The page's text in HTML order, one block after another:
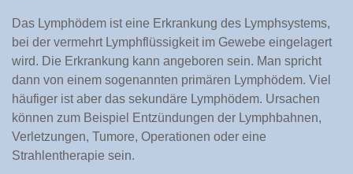
Das Lymphödem ist eine Erkrankung des Lymphsystems,
bei der vermehrt Lymphflüssigkeit im Gewebe eingelagert
wird. Die Erkrankung kann angeboren sein. Man spricht
dann von einem sogenannten primären Lymphödem. Viel
häufiger ist aber das sekundäre Lymphödem. Ursachen
können zum Beispiel Entzündungen der Lymphbahnen,
Verletzungen, Tumore, Operationen oder eine
Strahlentherapie sein.